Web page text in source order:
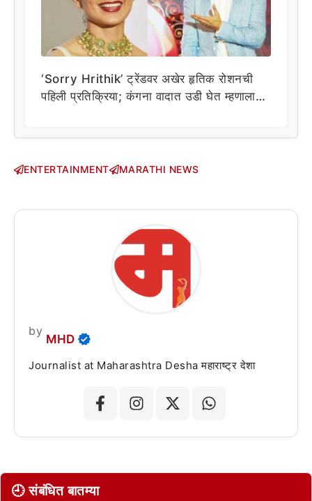
‘Sorry Hrithik’ ट्रेंडवर अखेर हृतिक रोशनची
पहिली प्रतिक्रिया; कंगना वादात उडी घेत म्हणाला…
ENTERTAINMENT MARATHI NEWS
by
MHD
Journalist at Maharashtra Desha महाराष्ट्र देशा
🕘 संबंधित बातम्या